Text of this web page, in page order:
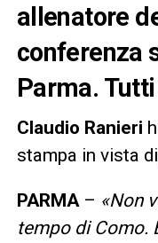
allenatore
conferenza
Parma.
Claudio Ranieri
stampa in vista di
PARMA– «Non
tempo di Como.